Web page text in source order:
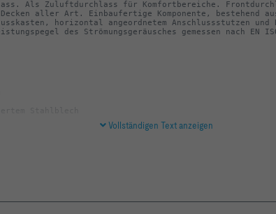
Als Zuluftdurchlass für Komfortbereiche.
aller Art. Einbaufertige Komponente, bestehend
horizontal angeordnetem Anschlussstutzen
des Strömungsgeräusches gemessen nach EN
Vollständigen Text anzeigen